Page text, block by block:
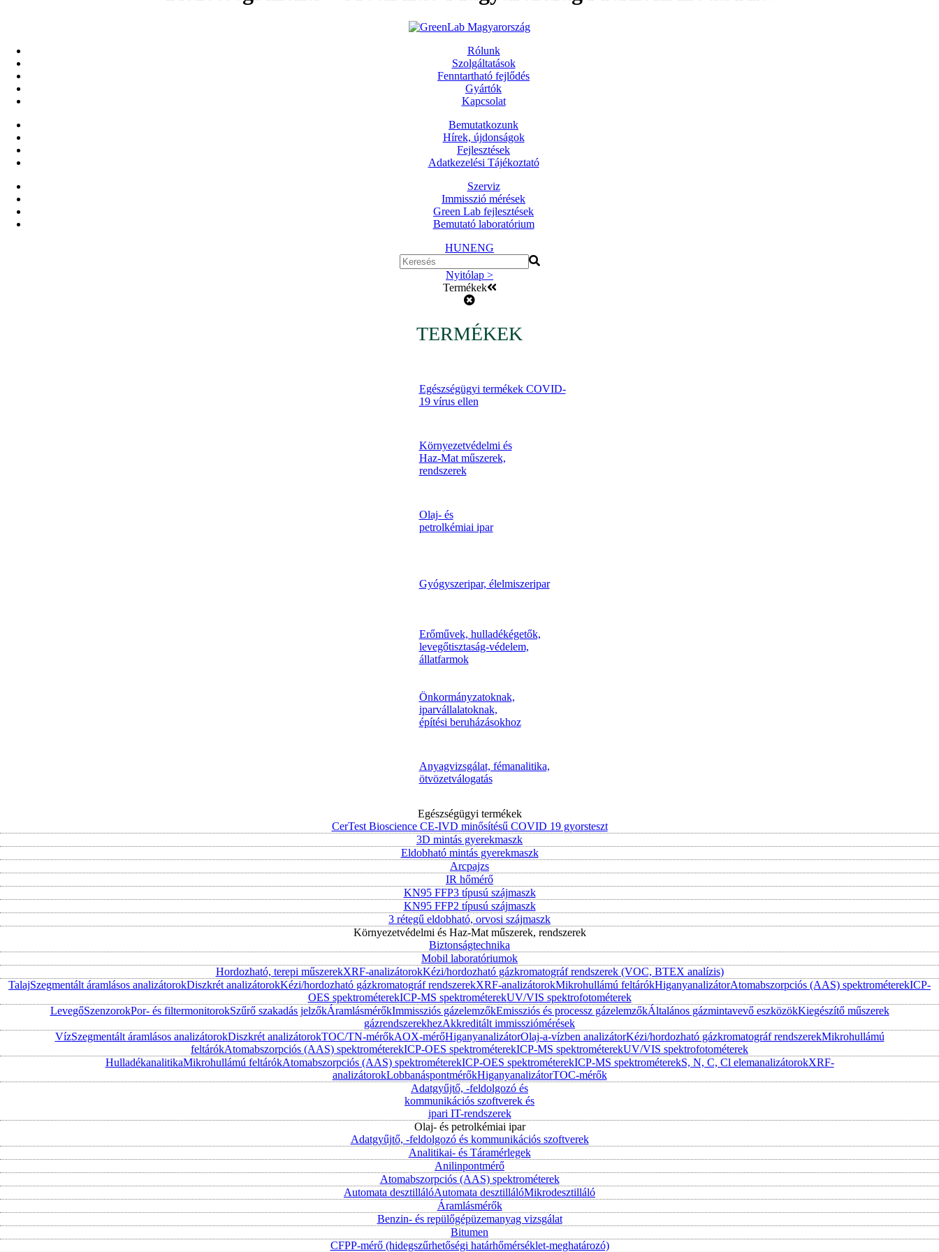
Rólunk
Szolgáltatások
Fenntartható fejlődés
Gyártók
Kapcsolat
Bemutatkozunk
Hírek, újdonságok
Fejlesztések
Adatkezelési Tájékoztató
Szerviz
Immisszió mérések
Green Lab fejlesztések
Bemutató laboratórium
HUNENG
Nyitólap >
Termékek
TERMÉKEK
Egészségügyi termékek COVID-
19 vírus ellen
Környezetvédelmi és
Haz-Mat műszerek,
rendszerek
Olaj- és
petrolkémiai ipar
Gyógyszeripar, élelmiszeripar
Erőművek, hulladékégetők,
levegőtisztaság-védelem,
állatfarmok
Önkormányzatoknak,
iparvállalatoknak,
építési beruházásokhoz
Anyagvizsgálat, fémanalitika,
ötvözetválogatás
Egészségügyi termékek
CerTest Bioscience CE-IVD minősítésű COVID 19 gyorsteszt
3D mintás gyerekmaszk
Eldobható mintás gyerekmaszk
Arcpajzs
IR hőmérő
KN95 FFP3 típusú szájmaszk
KN95 FFP2 típusú szájmaszk
3 rétegű eldobható, orvosi szájmaszk
Környezetvédelmi és Haz-Mat műszerek, rendszerek
Biztonságtechnika
Mobil laboratóriumok
Hordozható, terepi műszerekXRF-analizátorokKézi/hordozható gázkromatográf rendszerek (VOC, BTEX analízis)
TalajSzegmentált áramlásos analizátorokDiszkrét analizátorokKézi/hordozható gázkromatográf rendszerekXRF-analizátorokMikrohullámú feltárókHiganyanalizátorAtomabszorpciós (AAS) spektrométerekICP-
OES spektrométerekICP-MS spektrométerekUV/VIS spektrofotométerek
LevegőSzenzorokPor- és filtermonitorokSzűrő szakadás jelzőkÁramlásmérőkImmissziós gázelemzőkEmissziós és processz gázelemzőkÁltalános gázmintavevő eszközökKiegészítő műszerek
gázrendszerekhezAkkreditált immissziómérések
VízSzegmentált áramlásos analizátorokDiszkrét analizátorokTOC/TN-mérőkAOX-mérőHiganyanalizátorOlaj-a-vízben analizátorKézi/hordozható gázkromatográf rendszerekMikrohullámú
feltárókAtomabszorpciós (AAS) spektrométerekICP-OES spektrométerekICP-MS spektrométerekUV/VIS spektrofotométerek
HulladékanalitikaMikrohullámú feltárókAtomabszorpciós (AAS) spektrométerekICP-OES spektrométerekICP-MS spektrométerekS, N, C, Cl elemanalizátorokXRF-
analizátorokLobbanáspontmérőkHiganyanalizátorTOC-mérők
Adatgyűjtő, -feldolgozó és
kommunikációs szoftverek és
ipari IT-rendszerek
Olaj- és petrolkémiai ipar
Adatgyűjtő, -feldolgozó és kommunikációs szoftverek
Analitikai- és Táramérlegek
Anilinpontmérő
Atomabszorpciós (AAS) spektrométerek
Automata desztillálóAutomata desztillálóMikrodesztilláló
Áramlásmérők
Benzin- és repülőgépüzemanyag vizsgálat
Bitumen
CFPP-mérő (hidegszűrhetőségi határhőmérséklet-meghatározó)